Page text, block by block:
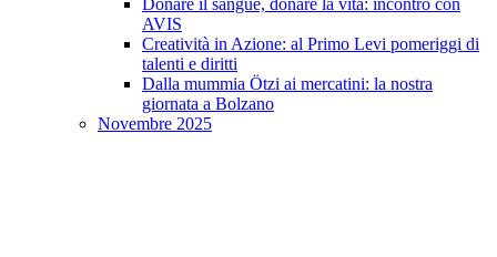
Donare il sangue, donare la vita: incontro con
AVIS
Creatività in Azione: al Primo Levi pomeriggi di
talenti e diritti
Dalla mummia Ötzi ai mercatini: la nostra
giornata a Bolzano
Novembre 2025